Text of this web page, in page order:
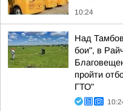
10:24
Над
бои", в
пройти
ГТО"